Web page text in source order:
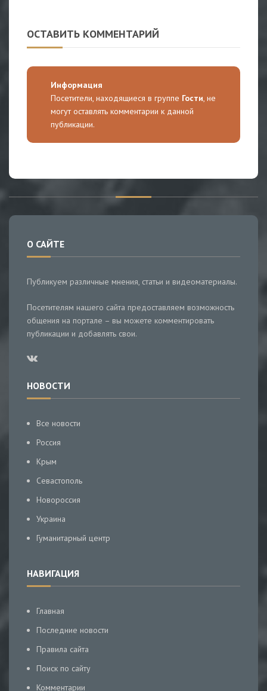
ОСТАВИТЬ КОММЕНТАРИЙ
Информация
Посетители, находящиеся в группе Гости, не
могут оставлять комментарии к данной
публикации.
О САЙТЕ
Публикуем различные мнения, статьи и видеоматериалы.
Посетителям нашего сайта предоставляем возможность
общения на портале – вы можете комментировать
публикации и добавлять свои.
НОВОСТИ
Все новости
Россия
Крым
Севастополь
Новороссия
Украина
Гуманитарный центр
НАВИГАЦИЯ
Главная
Последние новости
Правила сайта
Поиск по сайту
Комментарии